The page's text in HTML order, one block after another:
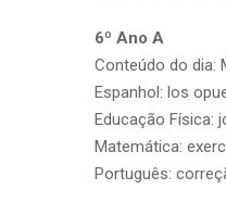
6º Ano A
Conteúdo do dia:
Espanhol: los
Educação Física:
Matemática:
Português: